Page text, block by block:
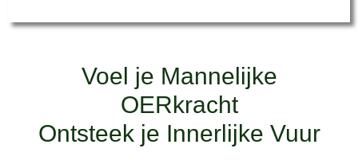
Voel je Mannelijke
OERkracht
Ontsteek je Innerlijke Vuur